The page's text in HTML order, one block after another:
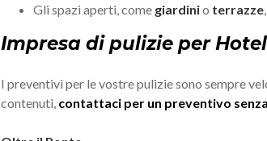
Gli spazi aperti, come giardinio terrazze
Impresa di pulizie per
I preventivi per le vostre pulizie sono sempre
contenuti, contattaci per un preventivo